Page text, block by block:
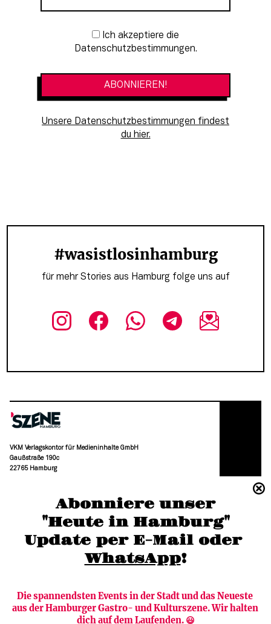
Abonniere unser
"Heute in Hamburg"
Update per E-Mail oder
WhatsApp!
Die spannendsten Events in der Stadt und das Neueste
aus der Hamburger Gastro- und Kulturszene. Wir halten
dich auf dem Laufenden. 😃
Newsletter-Anmeldung
Datenschutzbestimmungen.
Unsere Datenschutzbestimmungen findest
du hier.
#wasistlosinhamburg
für mehr Stories aus Hamburg folge uns auf
VKM Verlagskontor für Medieninhalte GmbH
Gaußstraße 190c
22765 Hamburg
moc.grubmah-enezs@ofni
Newsletter abonnieren Verlag